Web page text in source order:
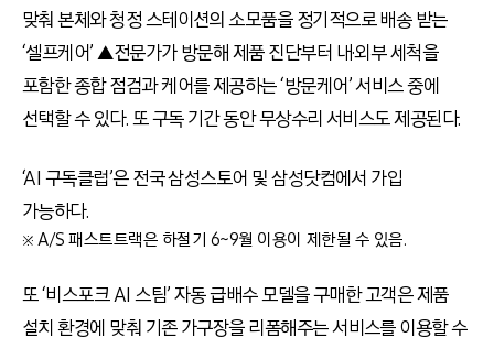
맞춰 본체와 청정 스테이션의 소모품을 정기적으로 배송 받는
‘셀프케어’ ▲전문가가 방문해 제품 진단부터 내·외부 세척을
포함한 종합 점검과 케어를 제공하는 ‘방문케어’ 서비스 중에
선택할 수 있다. 또 구독 기간 동안 무상수리 서비스도 제공된다.
‘AI 구독클럽’은 전국 삼성스토어 및 삼성닷컴에서 가입
가능하다.
※ A/S 패스트트랙은 하절기 6~9월 이용이 제한될 수 있음.
또 ‘비스포크 AI 스팀’ 자동 급배수 모델을 구매한 고객은 제품
설치 환경에 맞춰 기존 가구장을 리폼해주는 서비스를 이용할 수